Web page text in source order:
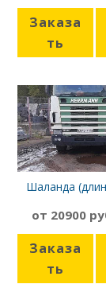
Заказа
ть
Шаланда
от 20900
Заказа
ть